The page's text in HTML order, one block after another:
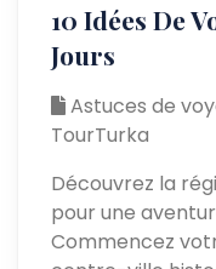
10 Idées De
Jours
Astuces de
TourTurka
Découvrez la
pour une
Commencez